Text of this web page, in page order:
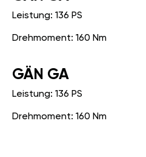
Leistung: 136 PS
Drehmoment: 160 Nm
GÄN GA
Leistung: 136 PS
Drehmoment: 160 Nm